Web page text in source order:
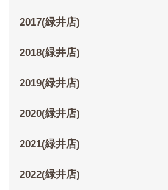
2017(緑井店)
2018(緑井店)
2019(緑井店)
2020(緑井店)
2021(緑井店)
2022(緑井店)